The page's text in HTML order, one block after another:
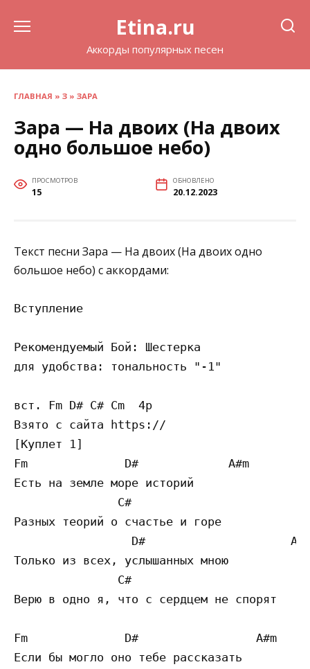
Etina.ru
Аккорды популярных песен
ГЛАВНАЯ » З » ЗАРА
Зара — На двоих (На двоих
одно большое небо)
ПРОСМОТРОВ
15
ОБНОВЛЕНО
20.12.2023
Текст песни Зара — На двоих (На двоих одно
большое небо) с аккордами:
Вступление
Рекомендуемый Бой: Шестерка
для удобства: тональность "-1"
вст. Fm D# C# Cm  4p
Взято с сайта https://
[Куплет 1]
Fm              D#             A#m
Есть на земле море историй
C#
Разных теорий о счастье и горе
D#
Только из всех, услышанных мною
C#
Верю в одно я, что с сердцем не спорят
Fm              D#                 A#m
Если бы могло оно тебе рассказать